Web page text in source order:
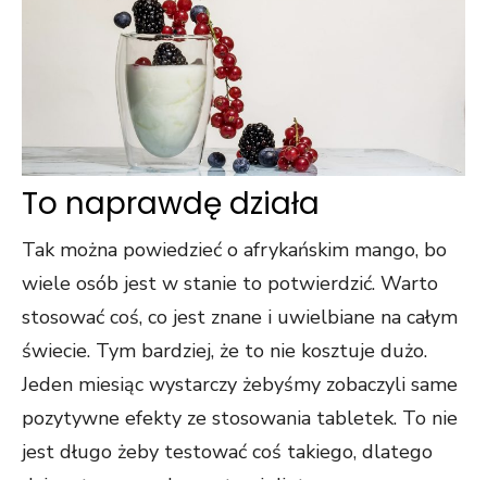
To naprawdę działa
Tak można powiedzieć o afrykańskim mango, bo
wiele osób jest w stanie to potwierdzić. Warto
stosować coś, co jest znane i uwielbiane na całym
świecie. Tym bardziej, że to nie kosztuje dużo.
Jeden miesiąc wystarczy żebyśmy zobaczyli same
pozytywne efekty ze stosowania tabletek. To nie
jest długo żeby testować coś takiego, dlatego